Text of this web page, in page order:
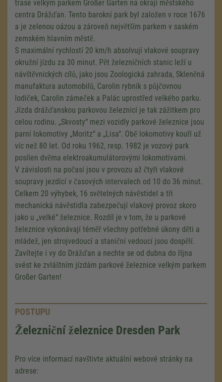
trase velkým parkem Großer Garten na okraji městského
centra Drážďan. Tento barokní park byl založen v roce 1676
a je zelenou oázou a zároveň největším parkem v saském
zemském hlavním městě.
S maximální rychlostí 20 km/h absolvují vlakové soupravy
okružní jízdu za 30 minut. Pět železničních stanic leží u
návštěvnických cílů, jako jsou Zoologická zahrada, Skleněná
manufaktura automobilů, Carolin rybník s půjčovnou
lodiček, Carolin zámeček a Palác uprostřed velkého parku.
Jízda drážďanskou parkovou železnicí je tak zážitkem pro
celou rodinu. „Skvosty“ mezi vozidly parkové železnice jsou
parní lokomotivy „Moritz“ a „Lisa“. Obě lokomotivy kouří už
víc než 80 let. Od roku 1962, resp. 1982 je vozový park
posílen dvěma elektroakumulátorovými lokomotivami.
V závislosti na počasí jsou v provozu až čtyři vlakové
soupravy jezdící v časových intervalech od 10 do 36 minut.
Celkem 20 výhybek, 16 světelných návěstidel a tři
mechanická návěstidla zabezpečují vlakový provoz skoro
jako u „velké“ železnice. Rozdíl je v tom, že u parkové
železnice vykonávají téměř všechny potřebné úkony děti a
mládež, jen strojvedoucí a staniční vedoucí jsou dospělí.
Zavítejte i vy do Drážďan a nechte se od dubna do října
svést ke zvláštním jízdám parkové železnice velkým parkem
Großer Garten!
POSTUPU
Železniční železnice Dresden Park
Pro více informací navštivte aktuální webové stránky na
adrese: